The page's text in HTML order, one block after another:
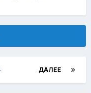
ДАЛЕЕ